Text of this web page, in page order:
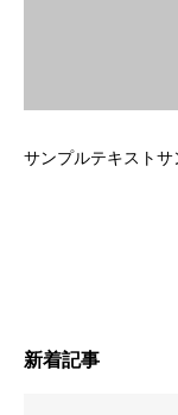
サンプルテキストサ
新着記事